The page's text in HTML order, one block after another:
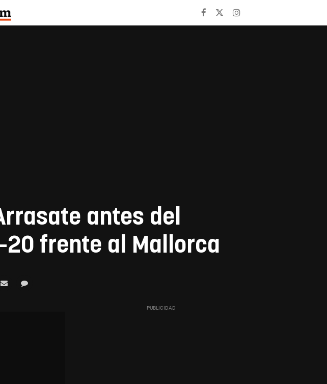
antes del
frente al Mallorca